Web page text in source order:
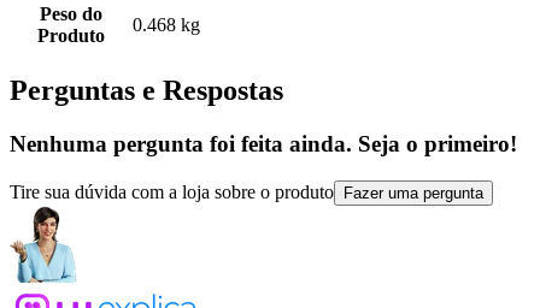
Peso do
Produto
0.468 kg
Perguntas e Respostas
Nenhuma pergunta foi feita ainda. Seja o primeiro!
Tire sua dúvida com a loja sobre o produto Fazer uma pergunta